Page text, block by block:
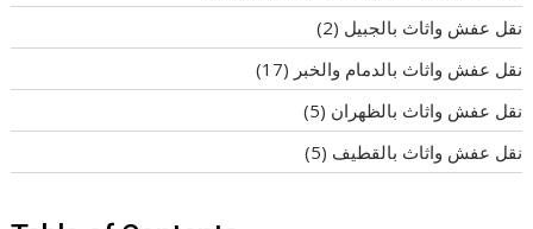
نقل عفش واثاث بالجبيل (2)
نقل عفش واثاث بالدمام والخبر (17)
نقل عفش واثاث بالظهران (5)
نقل عفش واثاث بالقطيف (5)